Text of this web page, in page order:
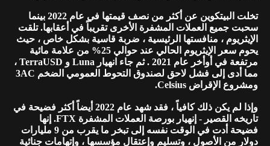
تخلت البيتكوين عن أكثر من نصف قيمتها في عام 2022 بينما
سحبت جميع العملات المشفرة الأخرى تقريباً في أعقابها. تلقت
الإيثريوم ، منافستها الرئيسية ، ضربة قاسية بشكل خاص ، حيث
يحوم سعر الإيثريوم الحالي عند حوالي 25% من علامة مائية
مرتفعة في أوأخر عام 2021 . ثم جاء انهيار Luna و TerraUSD ،
مما أدى إلى فشل لاحق لصندوق التحوط العمومي الضخم 3AC
ومشروع الإقراض Celsius.
وإذا لم يكن ذلك كافياً ، فقد شهد عام 2022 أيضاً أكثر فضيحة في
تاريخه القصير - إنهيار بورصة العملات المشفرة FTX. إنها
فضيحة أدت في الوقت نفسه إلى تبخر ما يقرب من 9 مليارات
دولار من الأصول ، وتسليم وإعتقال مؤسسها ، وإتهامات جنائية